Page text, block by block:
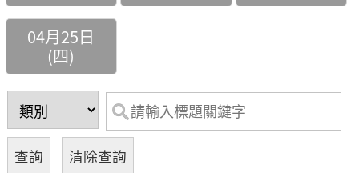
04月25日
(四)